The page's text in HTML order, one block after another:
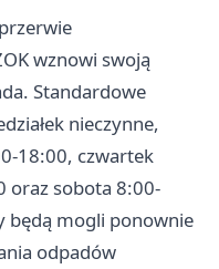
wznowi swoją
Standardowe
nieczynne,
18:00, czwartek
oraz sobota 8:00-
będą mogli ponownie
odpadów